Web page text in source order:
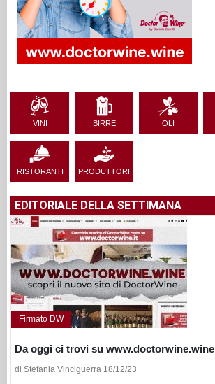
VINI BIRRE OLI
RISTORANTI PRODUTTORI
EDITORIALE DELLA SETTIMANA
Firmato DW
Da oggi ci trovi su www.doctorwine.wine
di Stefania Vinciguerra 18/12/23